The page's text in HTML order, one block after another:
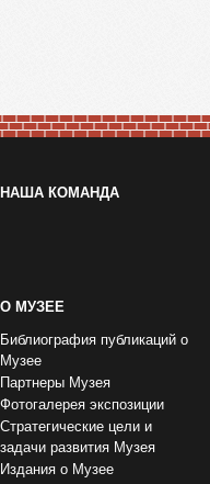
НАША КОМАНДА
О МУЗЕЕ
Библиография публикаций о
Музее
Партнеры Музея
Фотогалерея экспозиции
Стратегические цели и
задачи развития Музея
Издания о Музее